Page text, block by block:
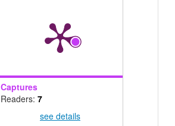
Captures
Readers: 7
see details